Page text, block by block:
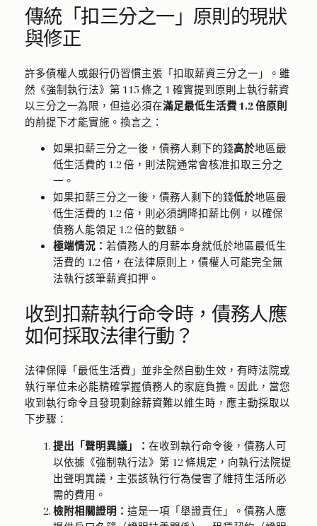
傳統「扣三分之一」原則的現狀
與修正
許多債權人或銀行仍習慣主張「扣取薪資三分之一」。雖
然《強制執行法》第 115 條之 1 確實提到原則上執行薪資
以三分之一為限，但這必須在滿足最低生活費 1.2 倍原則
的前提下才能實施。換言之：
如果扣薪三分之一後，債務人剩下的錢高於地區最
低生活費的 1.2 倍，則法院通常會核准扣取三分之
一。
如果扣薪三分之一後，債務人剩下的錢低於地區最
低生活費的 1.2 倍，則必須調降扣薪比例，以確保
債務人能領足 1.2 倍的數額。
極端情況： 若債務人的月薪本身就低於地區最低生
活費的 1.2 倍，在法律原則上，債權人可能完全無
法執行該筆薪資扣押。
收到扣薪執行命令時，債務人應
如何採取法律行動？
法律保障「最低生活費」並非全然自動生效，有時法院或
執行單位未必能精確掌握債務人的家庭負擔。因此，當您
收到執行命令且發現剩餘薪資難以維生時，應主動採取以
下步驟：
提出「聲明異議」： 在收到執行命令後，債務人可
以依據《強制執行法》第 12 條規定，向執行法院提
出聲明異議，主張該執行行為侵害了維持生活所必
需的費用。
檢附相關證明： 這是一項「舉證責任」。債務人應